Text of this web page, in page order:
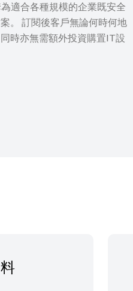
適合各種規模的企業既安全
。 訂閱後客戶無論何時何地
時亦無需額外投資購置IT設